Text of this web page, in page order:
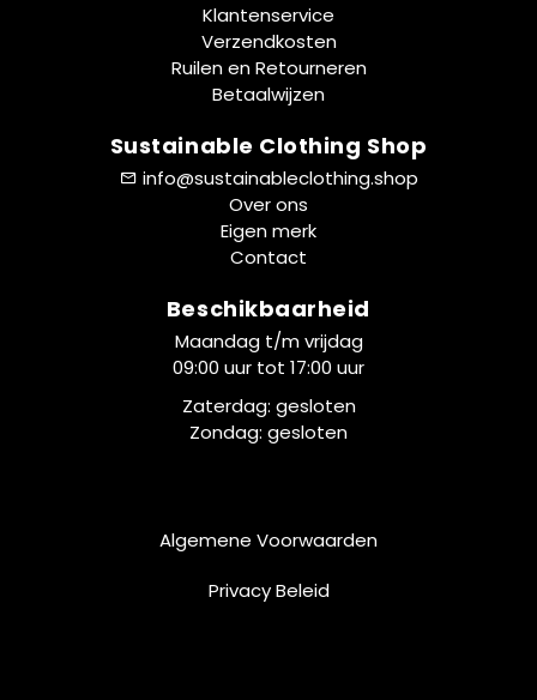
Klantenservice
Verzendkosten
Ruilen en Retourneren
Betaalwijzen
Sustainable Clothing Shop
info@sustainableclothing.shop
Over ons
Eigen merk
Contact
Beschikbaarheid
Maandag t/m vrijdag
09:00 uur tot 17:00 uur
Zaterdag: gesloten
Zondag: gesloten
Algemene Voorwaarden
Privacy Beleid